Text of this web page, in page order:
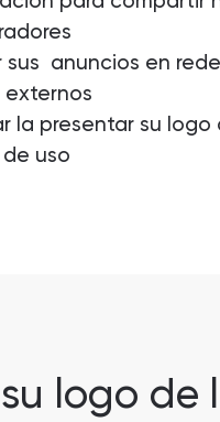
sus anuncios en
externos
la presentar su
uso
logo de